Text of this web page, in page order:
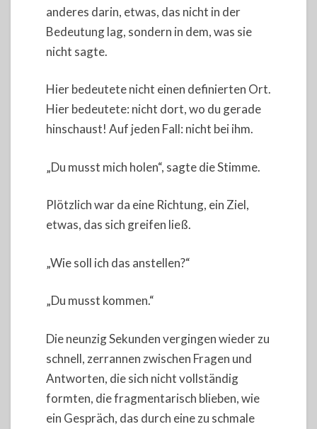
anderes darin, etwas, das nicht in der
Bedeutung lag, sondern in dem, was sie
nicht sagte.
Hier bedeutete nicht einen definierten Ort.
Hier bedeutete: nicht dort, wo du gerade
hinschaust! Auf jeden Fall: nicht bei ihm.
„Du musst mich holen“, sagte die Stimme.
Plötzlich war da eine Richtung, ein Ziel,
etwas, das sich greifen ließ.
„Wie soll ich das anstellen?“
„Du musst kommen.“
Die neunzig Sekunden vergingen wieder zu
schnell, zerrannen zwischen Fragen und
Antworten, die sich nicht vollständig
formten, die fragmentarisch blieben, wie
ein Gespräch, das durch eine zu schmale